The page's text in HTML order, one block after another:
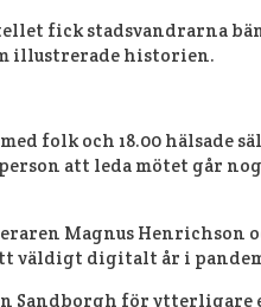
fick stadsvandrarna
illustrerade historien.
folk och 18.00 hälsade
att leda mötet går
Magnus Henrichson
väldigt digitalt år i
Sandborgh för ytterligare